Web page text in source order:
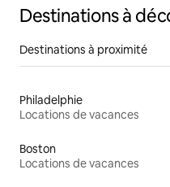
Destinations à
Destinations à proximité
Philadelphie
Locations de vacances
Boston
Locations de vacances